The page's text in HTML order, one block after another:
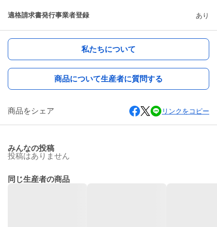
適格請求書発行事業者登録 あり
私たちについて
商品について生産者に質問する
商品をシェア リンクをコピー
みんなの投稿
投稿はありません
同じ生産者の商品